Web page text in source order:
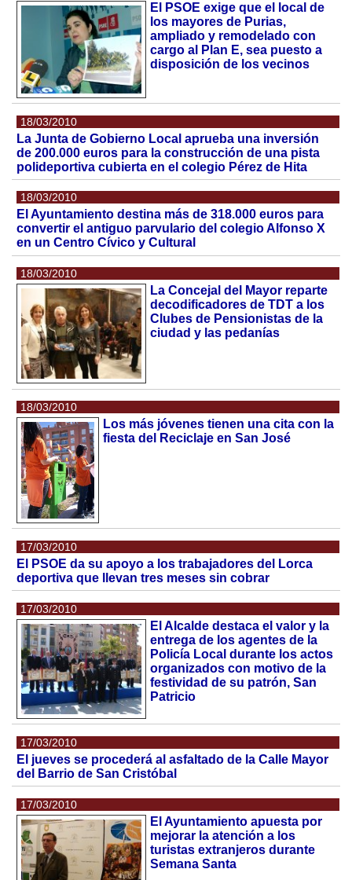
El PSOE exige que el local de
los mayores de Purias,
ampliado y remodelado con
cargo al Plan E, sea puesto a
disposición de los vecinos
18/03/2010
La Junta de Gobierno Local aprueba una inversión
de 200.000 euros para la construcción de una pista
polideportiva cubierta en el colegio Pérez de Hita
18/03/2010
El Ayuntamiento destina más de 318.000 euros para
convertir el antiguo parvulario del colegio Alfonso X
en un Centro Cívico y Cultural
18/03/2010
La Concejal del Mayor reparte
decodificadores de TDT a los
Clubes de Pensionistas de la
ciudad y las pedanías
18/03/2010
Los más jóvenes tienen una cita con la
fiesta del Reciclaje en San José
17/03/2010
El PSOE da su apoyo a los trabajadores del Lorca
deportiva que llevan tres meses sin cobrar
17/03/2010
El Alcalde destaca el valor y la
entrega de los agentes de la
Policía Local durante los actos
organizados con motivo de la
festividad de su patrón, San
Patricio
17/03/2010
El jueves se procederá al asfaltado de la Calle Mayor
del Barrio de San Cristóbal
17/03/2010
El Ayuntamiento apuesta por
mejorar la atención a los
turistas extranjeros durante
Semana Santa